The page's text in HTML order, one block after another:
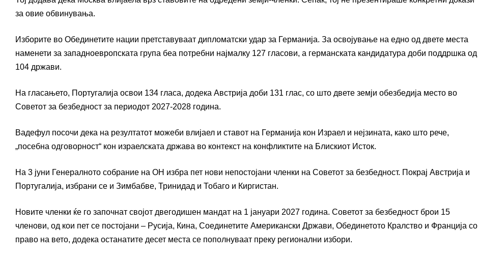
за овие обвинувања.
Изборите во Обединетите нации претставуваат дипломатски удар за Германија. За освојување на едно од двете места
наменети за западноевропската група беа потребни најмалку 127 гласови, а германската кандидатура доби поддршка од
104 држави.
На гласањето, Португалија освои 134 гласа, додека Австрија доби 131 глас, со што двете земји обезбедија место во
Советот за безбедност за периодот 2027-2028 година.
Вадефул посочи дека на резултатот можеби влијаел и ставот на Германија кон Израел и нејзината, како што рече,
„посебна одговорност“ кон израелската држава во контекст на конфликтите на Блискиот Исток.
На 3 јуни Генералното собрание на ОН избра пет нови непостојани членки на Советот за безбедност. Покрај Австрија и
Португалија, избрани се и Зимбабве, Тринидад и Тобаго и Киргистан.
Новите членки ќе го започнат својот двегодишен мандат на 1 јануари 2027 година. Советот за безбедност брои 15
членови, од кои пет се постојани – Русија, Кина, Соединетите Американски Држави, Обединетото Кралство и Франција со
право на вето, додека останатите десет места се пополнуваат преку регионални избори.